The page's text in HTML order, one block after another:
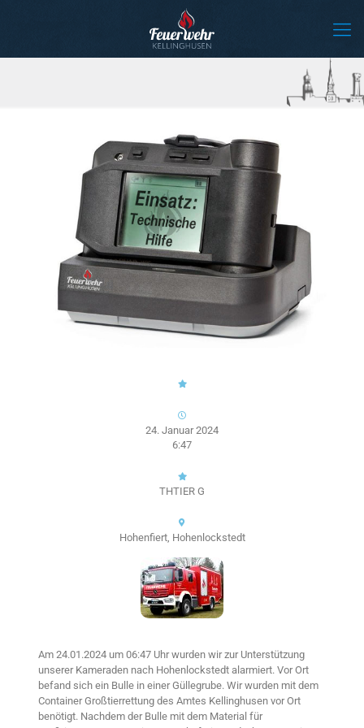
24. Januar 2024
6:47
THTIER G
Hohenfiert, Hohenlockstedt
Am 24.01.2024 um 06:47 Uhr wurden wir zur Unterstützung
unserer Kameraden nach Hohenlockstedt alarmiert. Vor Ort
befand sich ein Bulle in einer Güllegrube. Wir wurden mit dem
Container Großtierrettung des Amtes Kellinghusen vor Ort
benötigt. Nachdem der Bulle mit dem Material für